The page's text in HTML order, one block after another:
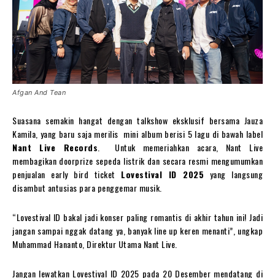
Afgan And Tean
Suasana semakin hangat dengan talkshow eksklusif bersama Jauza
Kamila, yang baru saja merilis mini album berisi 5 lagu di bawah label
Nant Live Records . Untuk memeriahkan acara, Nant Live
membagikan doorprize sepeda listrik dan secara resmi mengumumkan
penjualan early bird ticket Lovestival ID 2025 yang langsung
disambut antusias para penggemar musik.
“Lovestival ID bakal jadi konser paling romantis di akhir tahun ini! Jadi
jangan sampai nggak datang ya, banyak line up keren menanti”, ungkap
Muhammad Hananto, Direktur Utama Nant Live.
Jangan lewatkan Lovestival ID 2025 pada 20 Desember mendatang di